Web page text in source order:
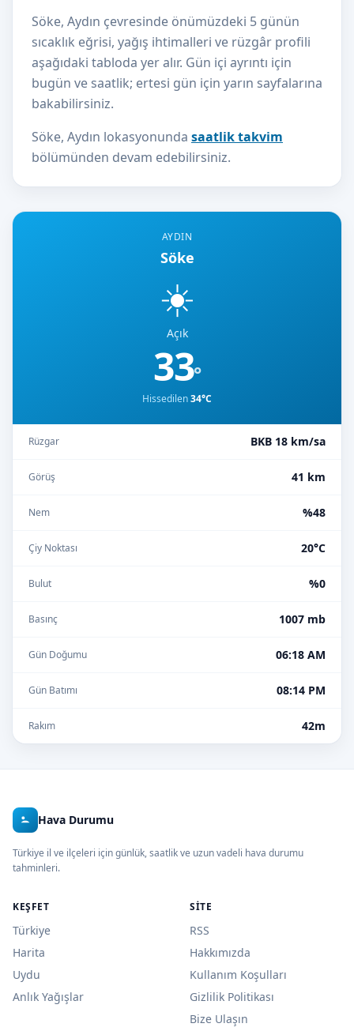
AYDIN
Söke
☀️
Açık
33°
Hissedilen34°C
Rüzgar BKB 18 km/sa
Görüş 41 km
Nem %48
Çiy Noktası 20°C
Bulut %0
Basınç 1007 mb
Gün Doğumu 06:18 AM
Gün Batımı 08:14 PM
Rakım 42m
Söke, Aydın çevresinde önümüzdeki 5 günün
sıcaklık eğrisi, yağış ihtimalleri ve rüzgâr profili
aşağıdaki tabloda yer alır. Gün içi ayrıntı için
bugün ve saatlik; ertesi gün için yarın sayfalarına
bakabilirsiniz.
Söke, Aydın lokasyonunda saatlik takvim
bölümünden devam edebilirsiniz.
Hava Durumu
Türkiye il ve ilçeleri için günlük, saatlik ve uzun vadeli hava durumu
tahminleri.
KEŞFET
Türkiye
Harita
Uydu
Anlık Yağışlar
SITE
RSS
Hakkımızda
Kullanım Koşulları
Gizlilik Politikası
Bize Ulaşın